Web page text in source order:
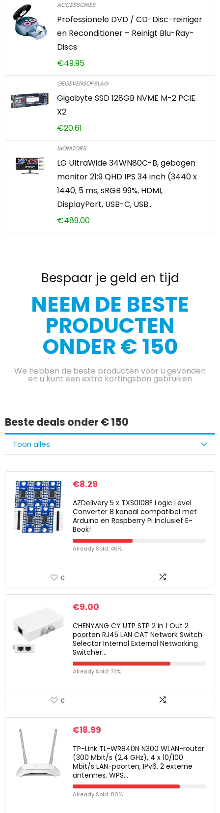
ACCESSOIRES
Professionele DVD / CD-Disc-reiniger
en Reconditioner – Reinigt Blu-Ray-
Discs
€49.95
GEGEVENSOPSLAG
Gigabyte SSD 128GB NVME M-2 PCIE
X2
€20.61
MONITORS
LG UltraWide 34WN80C-B, gebogen
monitor 21:9 QHD IPS 34 inch (3440 x
1440, 5 ms, sRGB 99%, HDMI,
DisplayPort, USB-C, USB…
€489.00
Bespaar je geld en tijd
NEEM DE BESTE
PRODUCTEN
ONDER € 150
We hebben de beste producten voor u gevonden
en u kunt een extra kortingsbon gebruiken
Beste deals onder € 150
Toon alles
€8.29
AZDelivery 5 x TXS0108E Logic Level
Converter 8 kanaal compatibel met
Arduino en Raspberry Pi Inclusief E-
Book!
Already Sold: 45%
0
€9.00
CHENYANG CY UTP STP 2 in 1 Out 2
poorten RJ45 LAN CAT Network Switch
Selector Internal External Networking
Switcher…
Already Sold: 73%
0
€18.99
TP-Link TL-WR840N N300 WLAN-router
(300 Mbit/s (2,4 GHz), 4 x 10/100
Mbit/s LAN-poorten, IPv6, 2 externe
antennes, WPS…
Already Sold: 80%